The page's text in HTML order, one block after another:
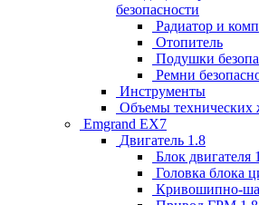
безопасности
Радиатор и
Отопитель
Подушки
Ремни
Инструменты
Объемы технических
Emgrand EX7
Двигатель 1.8
Блок двигателя
Головка блока
Кривошипно-